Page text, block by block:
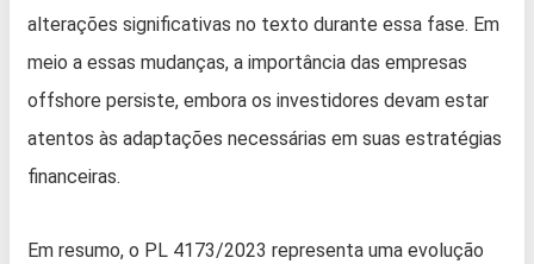
alterações significativas no texto durante essa fase. Em
meio a essas mudanças, a importância das empresas
offshore persiste, embora os investidores devam estar
atentos às adaptações necessárias em suas estratégias
financeiras.
Em resumo, o PL 4173/2023 representa uma evolução